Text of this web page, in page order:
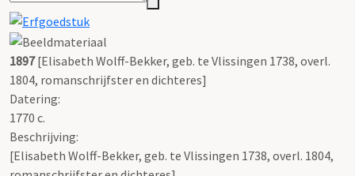
1897[Elisabeth Wolff-Bekker, geb. te Vlissingen 1738, overl.
1804, romanschrijfster en dichteres]
Datering:
1770 c.
Beschrijving:
[Elisabeth Wolff-Bekker, geb. te Vlissingen 1738, overl. 1804,